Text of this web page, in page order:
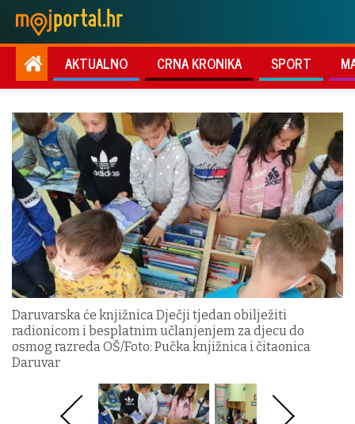
AKTUALNO CRNA KRONIKA SPORT
Daruvarska će knjižnica Dječji tjedan obilježiti
radionicom i besplatnim učlanjenjem za djecu do
osmog razreda OŠ/Foto: Pučka knjižnica i čitaonica
Daruvar